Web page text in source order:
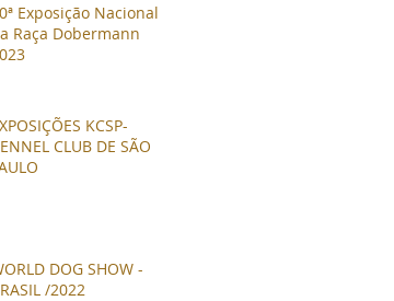
Exposição Nacional
Raça Dobermann
KCSP-
CLUB DE SÃO
DOG SHOW -
/2022